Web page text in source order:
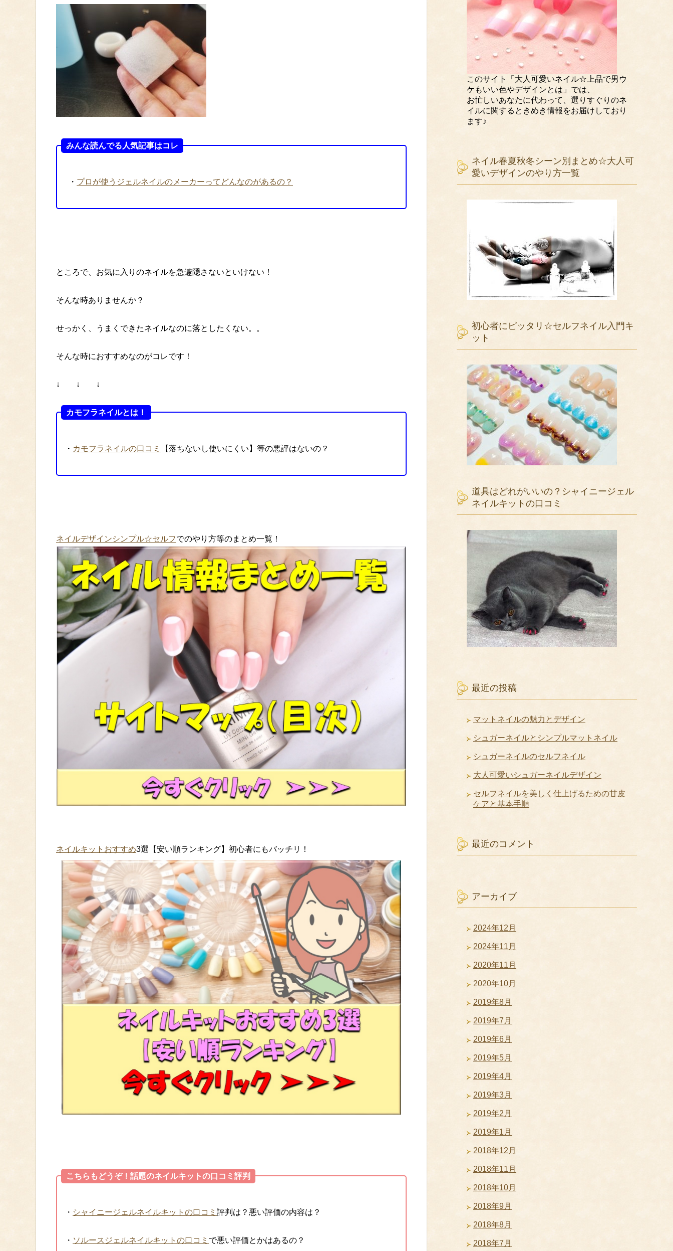
みんな読んでる人気記事はコレ
・ プロが使うジェルネイルのメーカーってどんなのがあるの？
ところで、お気に入りのネイルを急遽隠さないといけない！
そんな時ありませんか？
せっかく、うまくできたネイルなのに落としたくない。。
そんな時におすすめなのがコレです！
↓ ↓ ↓
カモフラネイルとは！
・ カモフラネイルの口コミ 【落ちないし使いにくい】等の悪評はないの？
ネイルデザインシンプル☆セルフでのやり方等のまとめ一覧！
ネイルキットおすすめ3選【安い順ランキング】初心者にもバッチリ！
こちらもどうぞ！話題のネイルキットの口コミ評判
・ シャイニージェルネイルキットの口コミ 評判は？悪い評価の内容は？
・ ソルースジェルネイルキットの口コミ で悪い評価とかはあるの？
このサイト「大人可愛いネイル☆上品で男ウ
ケもいい色やデザインとは」では、
お忙しいあなたに代わって、選りすぐりのネ
イルに関するときめき情報をお届けしており
ます♪
ネイル春夏秋冬シーン別まとめ☆大人可
愛いデザインのやり方一覧
初心者にピッタリ☆セルフネイル入門キ
ット
道具はどれがいいの？シャイニージェル
ネイルキットの口コミ
最近の投稿
マットネイルの魅力とデザイン
シュガーネイルとシンプルマットネイル
シュガーネイルのセルフネイル
大人可愛いシュガーネイルデザイン
セルフネイルを美しく仕上げるための甘皮
ケアと基本手順
最近のコメント
アーカイブ
2024年12月
2024年11月
2020年11月
2020年10月
2019年8月
2019年7月
2019年6月
2019年5月
2019年4月
2019年3月
2019年2月
2019年1月
2018年12月
2018年11月
2018年10月
2018年9月
2018年8月
2018年7月